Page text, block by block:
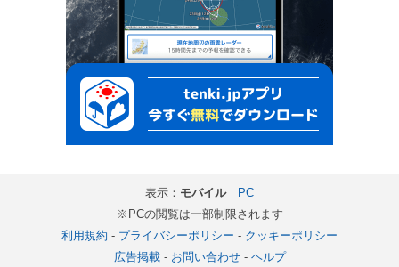
表示： モバイル｜ PC
※PCの閲覧は一部制限されます
利用規約 - プライバシーポリシー - クッキーポリシー
広告掲載- お問い合わせ- ヘルプ